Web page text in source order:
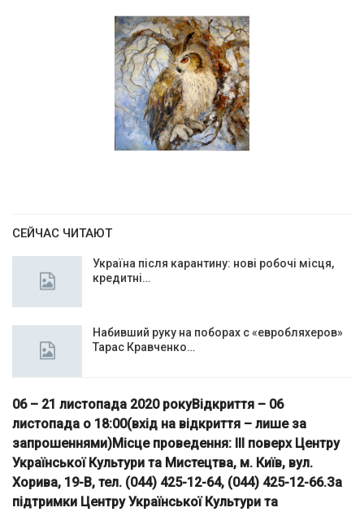
СЕЙЧАС ЧИТАЮТ
Україна після карантину: нові робочі місця,
кредитні…
Набивший руку на поборах с «евробляхеров»
Тарас Кравченко…
06 – 21 листопада 2020 рокуВідкриття – 06
листопада о 18:00(вхід на відкриття – лише за
запрошеннями)Місце проведення: ІІІ поверх Центру
Української Культури та Мистецтва, м. Київ, вул.
Хорива, 19-В, тел. (044) 425-12-64, (044) 425-12-66.За
підтримки Центру Української Культури та